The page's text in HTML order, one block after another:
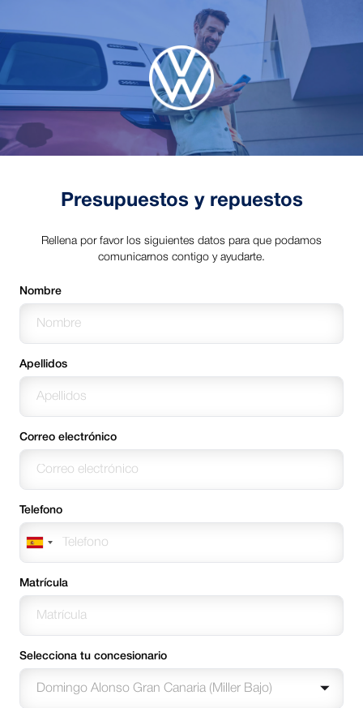
Presupuestos y repuestos
Rellena por favor los siguientes datos para que podamos
comunicarnos contigo y ayudarte.
Nombre
Apellidos
Correo electrónico
Telefono
Matrícula
Selecciona tu concesionario